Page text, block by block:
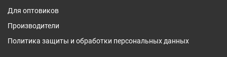
Для оптовиков
Производители
Политика защиты и обработки персональных данных